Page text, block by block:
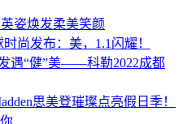
姿焕发柔美笑颜
尚发布：美，1.1闪耀！
遇“健”美——科勒2022成都
思美登璀璨点亮假日季！